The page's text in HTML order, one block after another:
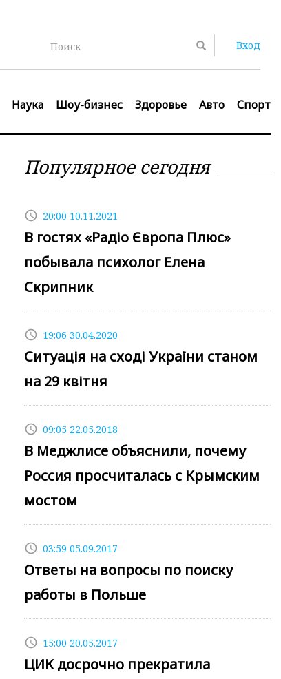
Вход
Наука Шоу-бизнес Здоровье Авто Спорт
Популярное сегодня
access_time 20:00 10.11.2021
В гостях «Радіо Європа Плюс»
побывала психолог Елена
Скрипник
access_time 19:06 30.04.2020
Ситуація на сході України станом
на 29 квітня
access_time 09:05 22.05.2018
В Меджлисе объяснили, почему
Россия просчиталась с Крымским
мостом
access_time 03:59 05.09.2017
Ответы на вопросы по поиску
работы в Польше
access_time 15:00 20.05.2017
ЦИК досрочно прекратила